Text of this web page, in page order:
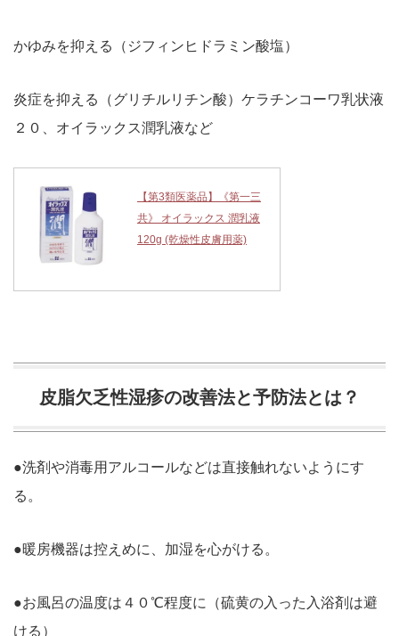
かゆみを抑える（ジフィンヒドラミン酸塩）
炎症を抑える（グリチルリチン酸）ケラチンコーワ乳状液
２０、オイラックス潤乳液など
【第3類医薬品】《第一三
共》 オイラックス 潤乳液
120g (乾燥性皮膚用薬)
皮脂欠乏性湿疹の改善法と予防法とは？
●洗剤や消毒用アルコールなどは直接触れないようにす
る。
●暖房機器は控えめに、加湿を心がける。
●お風呂の温度は４０℃程度に（硫黄の入った入浴剤は避
ける）